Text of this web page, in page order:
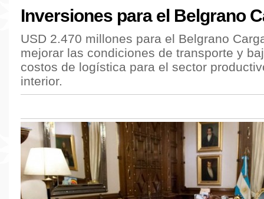
Inversiones para el Belgrano
USD 2.470 millones para el Belgrano
mejorar las condiciones de transporte y
costos de logística para el sector
interior.